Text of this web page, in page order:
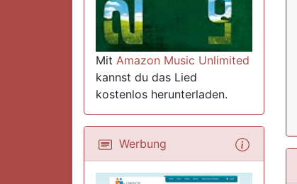
Mit Amazon Music Unlimited
kannst du das Lied
kostenlos herunterladen.
Werbung